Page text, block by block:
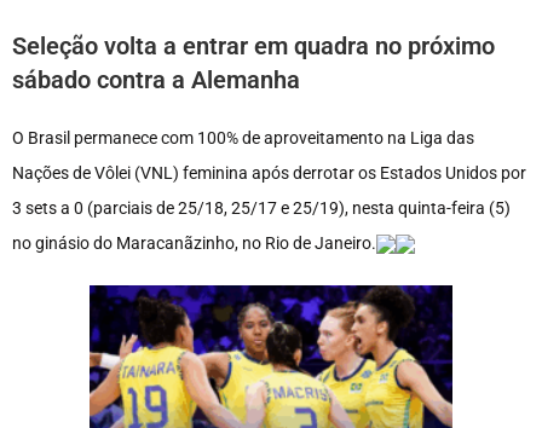
Seleção volta a entrar em quadra no próximo
sábado contra a Alemanha
O Brasil permanece com 100% de aproveitamento na Liga das
Nações de Vôlei (VNL) feminina após derrotar os Estados Unidos por
3 sets a 0 (parciais de 25/18, 25/17 e 25/19), nesta quinta-feira (5)
no ginásio do Maracanãzinho, no Rio de Janeiro.